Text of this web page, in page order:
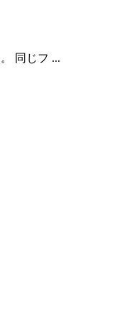
同じフ ...